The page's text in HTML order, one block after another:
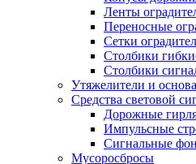
Ленты
Переносные
Сетки
Столбики
Столбики
Утяжелители и
Средства световой
Дорожные
Импульсные
Сигнальные
Мусоросбросы